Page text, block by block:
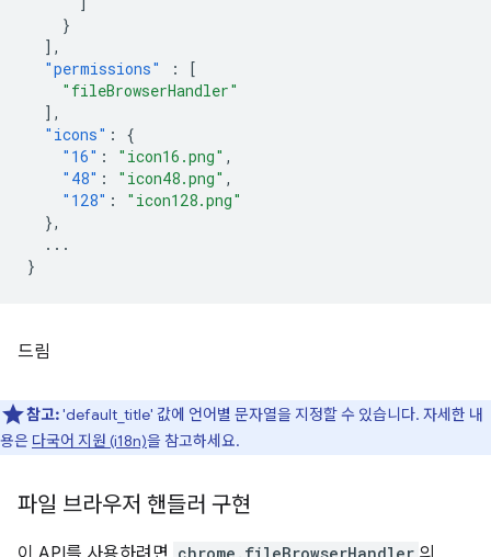
}
],
"permissions"
:
[
"fileBrowserHandler"
],
"icons" :
{
"16" : "icon16.png" ,
"48" : "icon48.png" ,
"128" :
"icon128.png"
},
...
}
드림
참고:'default_title' 값에 언어별 문자열을 지정할 수 있습니다. 자세한 내
용은 다국어 지원 (i18n)을 참고하세요.
파일 브라우저 핸들러 구현